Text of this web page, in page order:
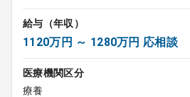
給与（年収）
1120万円 ～ 1280万円 応相談
医療機関区分
療養